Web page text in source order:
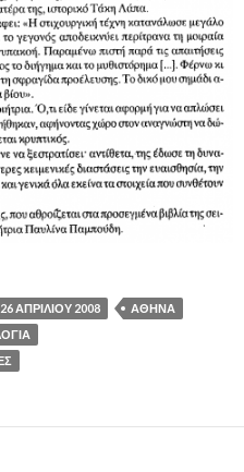
26 ΑΠΡΙΛΊΟΥ 2008
ΑΘΉΝΑ